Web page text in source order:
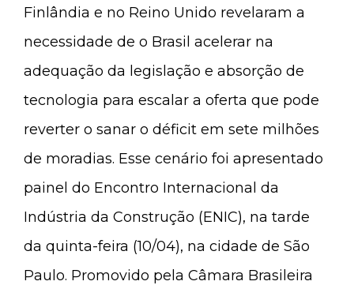
Finlândia e no Reino Unido revelaram a
necessidade de o Brasil acelerar na
adequação da legislação e absorção de
tecnologia para escalar a oferta que pode
reverter o sanar o déficit em sete milhões
de moradias. Esse cenário foi apresentado
painel do Encontro Internacional da
Indústria da Construção (ENIC), na tarde
da quinta-feira (10/04), na cidade de São
Paulo. Promovido pela Câmara Brasileira